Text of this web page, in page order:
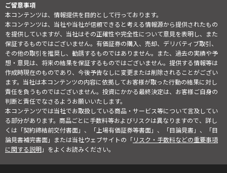
ご留意事項
本コンテンツは、情報提供を目的として行っております。
本コンテンツは、当社や当社が信頼できると考える情報源から提供されたもの
を提供していますが、当社はその正確性や完全性について意見を表明し、また
保証するものではございません。有価証券の購入、売却、デリバティブ取引、
その他の取引を推奨し、勧誘するものではありません。また、過去の実績や予
想・意見は、将来の結果を保証するものではございません。提供する情報等は
作成時現在のものであり、今後予告なしに変更または削除されることがござい
ます。当社は本コンテンツの内容に依拠してお客様が取った行動の結果に対し
責任を負うものではございません。投資にかかる最終決定は、お客様ご自身の
判断と責任でなさるようお願いいたします。
本コンテンツでは当社でお取扱している商品・サービス等について言及してい
る部分があります。商品ごとに手数料等およびリスクは異なりますので、詳し
くは「契約締結前交付書面」、「上場有価証券等書面」、「目論見書」、「目
論見書補完書面」または当社ウェブサイトの「リスク・手数料などの重要事項
に関する説明」をよくお読みください。